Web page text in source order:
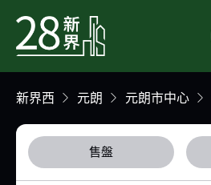
新界西 元朗 元朗市中心
售盤